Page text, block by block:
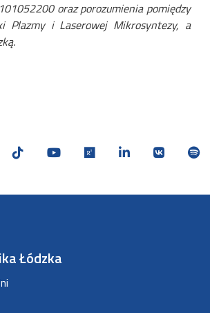
oraz porozumienia pomiędzy
Plazmy i Laserowej Mikrosyntezy, a
Łódzka